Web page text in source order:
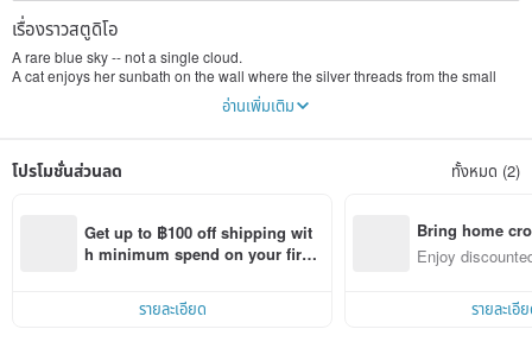
เรื่องราวสตูดิโอ
A rare blue sky -- not a single cloud.
A cat enjoys her sunbath on the wall where the silver threads from the small
The breeze teases the newly purchased patchwork curtains.
....Up up, stretch myself. I shall wear this out today.
อ่านเพิ่มเติม
โปรโมชั่นส่วนลด ทั้งหมด (2)
Get up to ฿100 off shipping wit
h minimum spend on your first
รายละเอียด
Bring home
n with ease
Enjoy
รายละเอี